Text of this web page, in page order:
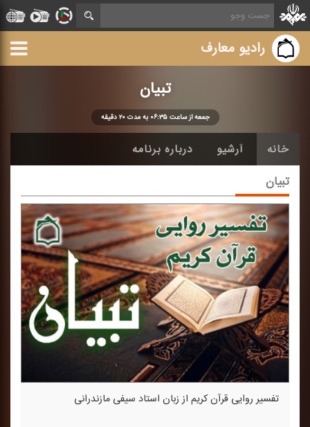
رادیو معارف
تبیان
جمعه از ساعت ۰۶:۳۵ به مدت ۲۰ دقیقه
خانه آرشیو درباره برنامه
تبیان
تفسیر روایی قرآن كریم از زبان استاد سیفی مازندرانی